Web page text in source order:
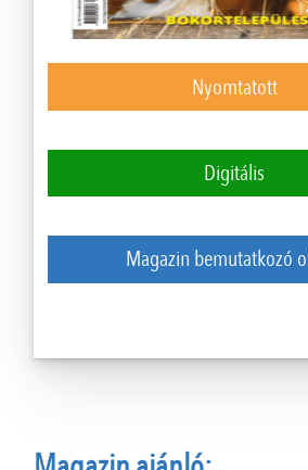
Nyomtatott
Digitális
Magazin bemutatkozó